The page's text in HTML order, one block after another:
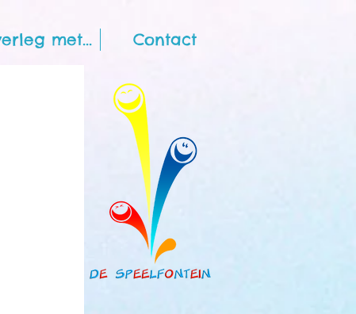
met... Contact